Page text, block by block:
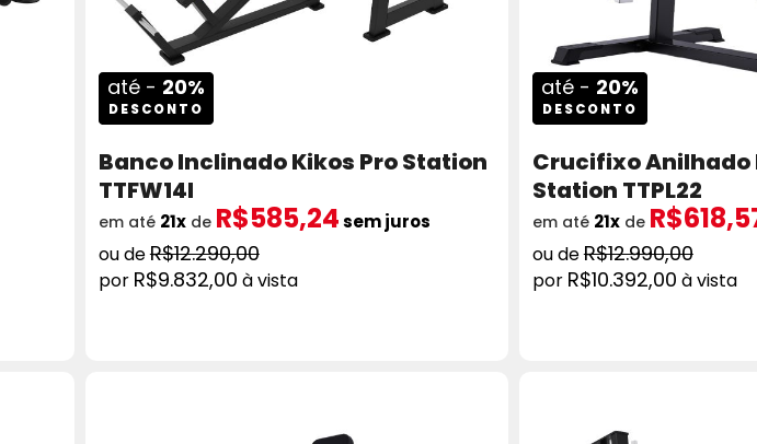
até - 20%
DESCONTO
Banco Inclinado Kikos Pro Station
TTFW14I
R$12.290,00
R$9.832,00 à vista
em até 21xde R$585,24sem juros
até - 20%
DESCONTO
Crucifixo Anilhado
Station TTPL22
R$12.990,00
R$10.392,00 à vista
em até 21xde